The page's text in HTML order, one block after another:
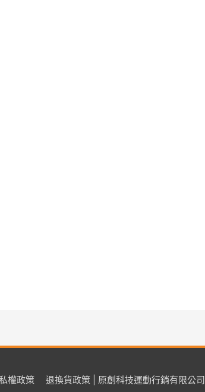
權政策 退換貨政策 | 原創科技運動行銷有限公司